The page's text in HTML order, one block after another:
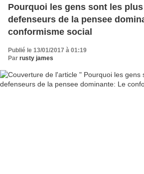
Pourquoi les gens sont les
defenseurs de la pensee
conformisme social
Publié le 13/01/2017 à 01:19
Par rusty james